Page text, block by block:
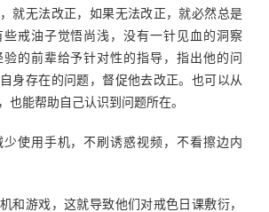
就无法改正，如果无法改正，就必然总是
戒油子觉悟尚浅，没有一针见血的洞察
的前辈给予针对性的指导，指出他的问
身存在的问题，督促他去改正。也可以从
也能帮助自己认识到问题所在。
少使用手机，不刷诱惑视频，不看擦边内
和游戏，这就导致他们对戒色日课敷衍，